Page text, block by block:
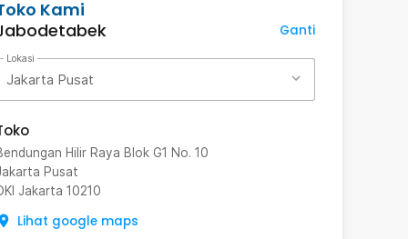
Kami
Ganti
Lokasi
Jakarta Pusat
Hilir Raya Blok G1 No. 10
Pusat
Jakarta 10210
Lihat google maps